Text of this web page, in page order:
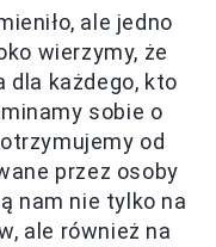
ale jedno
wierzymy, że
dla każdego, kto
sobie o
od
przez osoby
nam nie tylko na
ale również na